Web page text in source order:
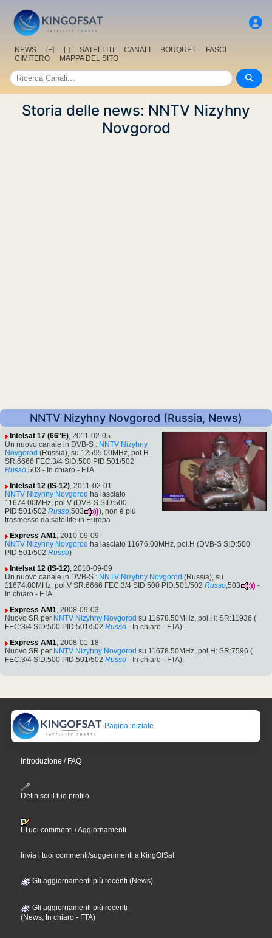
NEWS [+] [-] SATELLITI CANALI BOUQUET
FASCI
CIMITERO
MAPPA DEL SITO
Storia delle news: NNTV Nizyhny
Novgorod
NNTV Nizyhny Novgorod (Russia, News)
Intelsat 17 (66°E), 2011-02-05
Un nuovo canale in DVB-S : NNTV Nizyhny
Novgorod (Russia), su 12595.00MHz, pol.H
SR:6666 FEC:3/4 SID:500 PID:501/502
Russo,503 - In chiaro - FTA.
Intelsat 12 (IS-12), 2011-02-01
NNTV Nizyhny Novgorod ha lasciato
11674.00MHz, pol.V (DVB-S SID:500
PID:501/502 Russo,503
), non è più
trasmesso da satellite in Europa.
Express AM1, 2010-09-09
NNTV Nizyhny Novgorod ha lasciato 11676.00MHz, pol.H (DVB-S SID:500
PID:501/502 Russo)
Intelsat 12 (IS-12), 2010-09-09
Un nuovo canale in DVB-S : NNTV Nizyhny Novgorod (Russia), su
11674.00MHz, pol.V SR:6666 FEC:3/4 SID:500 PID:501/502 Russo,503
-
In chiaro - FTA.
Express AM1, 2008-09-03
Nuovo SR per NNTV Nizyhny Novgorod su 11678.50MHz, pol.H: SR:11936 (
FEC:3/4 SID:500 PID:501/502 Russo - In chiaro - FTA).
Express AM1, 2008-01-18
Nuovo SR per NNTV Nizyhny Novgorod su 11678.50MHz, pol.H: SR:7596 (
FEC:3/4 SID:500 PID:501/502 Russo - In chiaro - FTA).
Pagina iniziale
Introduzione / FAQ
Definisci il tuo profilo
I Tuoi commenti / Aggiornamenti
Invia i tuoi commenti/suggerimenti a KingOfSat
Gli aggiornamenti più recenti (News)
Gli aggiornamenti più recenti
(News, In chiaro - FTA)